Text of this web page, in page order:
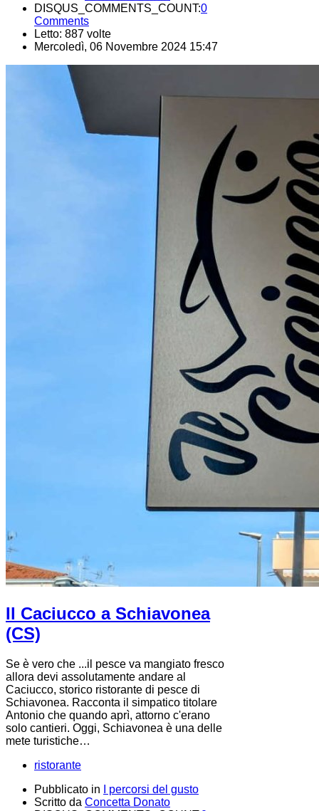
DISQUS_COMMENTS_COUNT:0
Comments
Letto: 887 volte
Mercoledì, 06 Novembre 2024 15:47
Il Caciucco a Schiavonea
(CS)
Se è vero che ...il pesce va mangiato fresco
allora devi assolutamente andare al
Caciucco, storico ristorante di pesce di
Schiavonea. Racconta il simpatico titolare
Antonio che quando aprì, attorno c'erano
solo cantieri. Oggi, Schiavonea è una delle
mete turistiche…
ristorante
Pubblicato in
I percorsi del gusto
Scritto da Concetta Donato